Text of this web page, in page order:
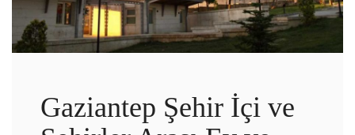
Gaziantep Şehir İçi ve